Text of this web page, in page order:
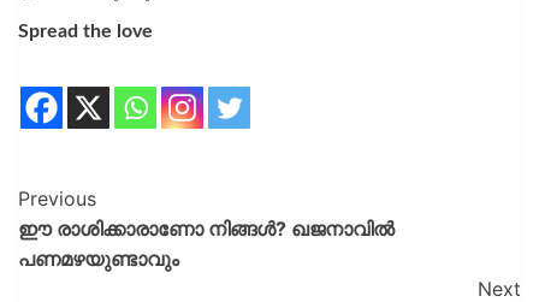
Spread the love
Previous
ഈ രാശിക്കാരാണോ നിങ്ങൾ? ഖജനാവില്‍
പണമഴയുണ്ടാവും
Next